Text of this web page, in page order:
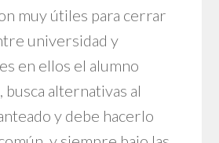
muy útiles para cerrar
universidad y
en ellos el alumno
busca alternativas al
y debe hacerlo